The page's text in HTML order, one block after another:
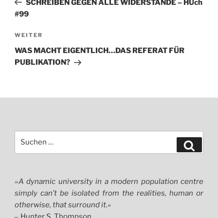
SCHREIBEN GEGEN ALLE WIDERSTÄNDE – HUch
#99
Nächster
Beitrag
WEITER
WAS MACHT EIGENTLICH…DAS REFERAT FÜR
PUBLIKATION?
nach:
»A dynamic university in a modern population centre
simply can’t be isolated from the realities, human or
otherwise, that surround it.«
–